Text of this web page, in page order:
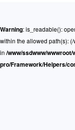
Warning: is_readable():
within the allowed path(s):
in /www/ssdwww/
pro/Framework/Helpers/